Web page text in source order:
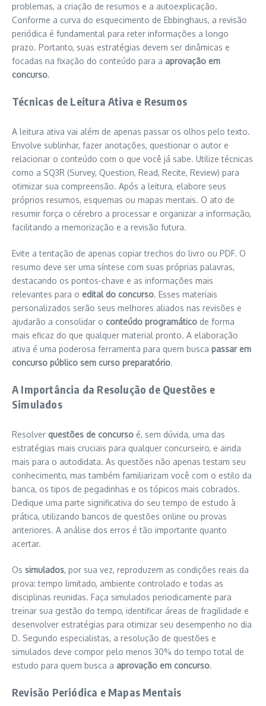
problemas, a criação de resumos e a autoexplicação.
Conforme a curva do esquecimento de Ebbinghaus, a revisão
periódica é fundamental para reter informações a longo
prazo. Portanto, suas estratégias devem ser dinâmicas e
focadas na fixação do conteúdo para a aprovação em
concurso.
Técnicas de Leitura Ativa e Resumos
A leitura ativa vai além de apenas passar os olhos pelo texto.
Envolve sublinhar, fazer anotações, questionar o autor e
relacionar o conteúdo com o que você já sabe. Utilize técnicas
como a SQ3R (Survey, Question, Read, Recite, Review) para
otimizar sua compreensão. Após a leitura, elabore seus
próprios resumos, esquemas ou mapas mentais. O ato de
resumir força o cérebro a processar e organizar a informação,
facilitando a memorização e a revisão futura.
Evite a tentação de apenas copiar trechos do livro ou PDF. O
resumo deve ser uma síntese com suas próprias palavras,
destacando os pontos-chave e as informações mais
relevantes para o edital do concurso. Esses materiais
personalizados serão seus melhores aliados nas revisões e
ajudarão a consolidar o conteúdo programático de forma
mais eficaz do que qualquer material pronto. A elaboração
ativa é uma poderosa ferramenta para quem busca passar em
concurso público sem curso preparatório.
A Importância da Resolução de Questões e
Simulados
Resolver questões de concurso é, sem dúvida, uma das
estratégias mais cruciais para qualquer concurseiro, e ainda
mais para o autodidata. As questões não apenas testam seu
conhecimento, mas também familiarizam você com o estilo da
banca, os tipos de pegadinhas e os tópicos mais cobrados.
Dedique uma parte significativa do seu tempo de estudo à
prática, utilizando bancos de questões online ou provas
anteriores. A análise dos erros é tão importante quanto
acertar.
Os simulados, por sua vez, reproduzem as condições reais da
prova: tempo limitado, ambiente controlado e todas as
disciplinas reunidas. Faça simulados periodicamente para
treinar sua gestão do tempo, identificar áreas de fragilidade e
desenvolver estratégias para otimizar seu desempenho no dia
D. Segundo especialistas, a resolução de questões e
simulados deve compor pelo menos 30% do tempo total de
estudo para quem busca a aprovação em concurso.
Revisão Periódica e Mapas Mentais